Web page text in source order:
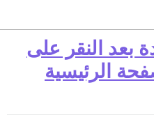
بعد النقر على
الرئيسية